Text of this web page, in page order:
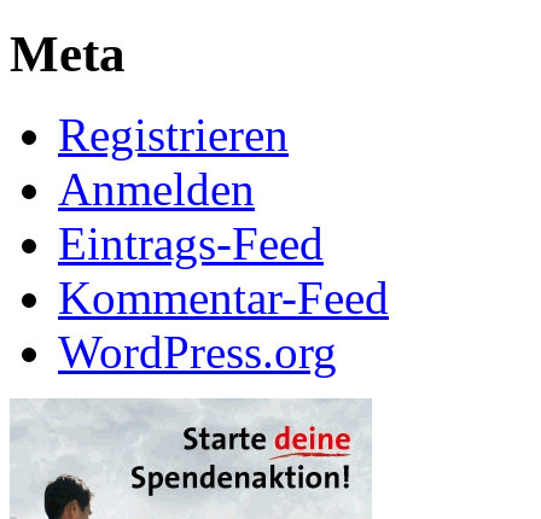
Meta
Registrieren
Anmelden
Eintrags-Feed
Kommentar-Feed
WordPress.org